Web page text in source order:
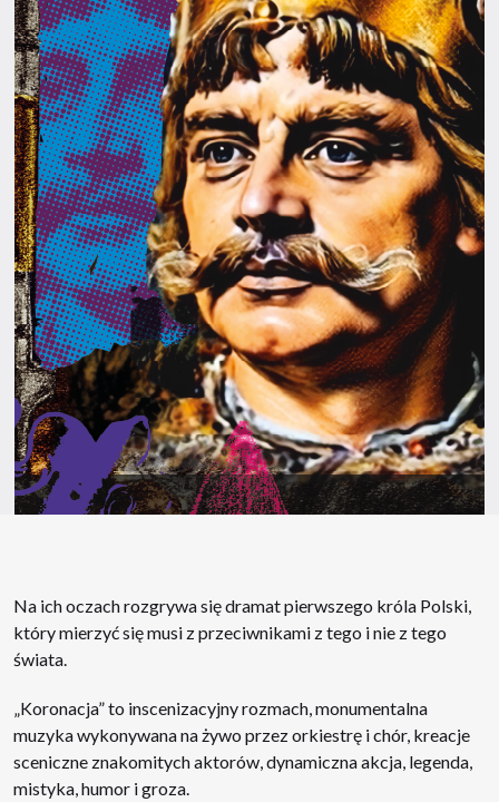
Na ich oczach rozgrywa się dramat pierwszego króla Polski,
który mierzyć się musi z przeciwnikami z tego i nie z tego
świata.
„Koronacja” to inscenizacyjny rozmach, monumentalna
muzyka wykonywana na żywo przez orkiestrę i chór, kreacje
sceniczne znakomitych aktorów, dynamiczna akcja, legenda,
mistyka, humor i groza.